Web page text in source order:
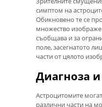
симптом на
Обикновено те се
множество
съобщава и за
поле, засегнатото
части от цялото
Диагноза
Астроцитомите
различни части на